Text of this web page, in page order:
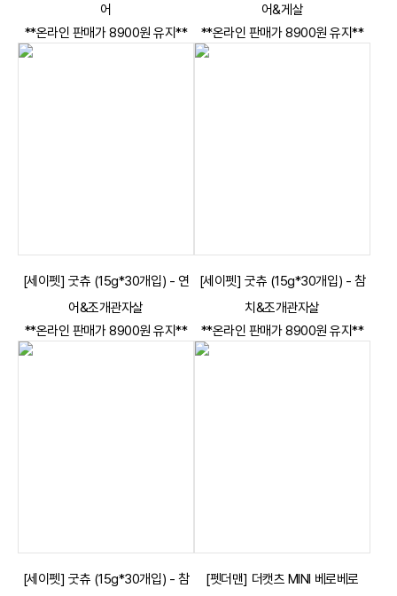
어
**온라인 판매가 8900원 유지**
어&게살
**온라인 판매가 8900원 유지**
[세이펫] 굿츄 (15g*30개입) - 연
어&조개관자살
**온라인 판매가 8900원 유지**
[세이펫] 굿츄 (15g*30개입) - 참
치&조개관자살
**온라인 판매가 8900원 유지**
[세이펫] 굿츄 (15g*30개입) - 참
[펫더맨] 더캣츠 MINI 베로베로